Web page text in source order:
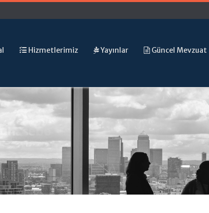
Hizmetlerimiz Yayınlar Güncel Mevzuat